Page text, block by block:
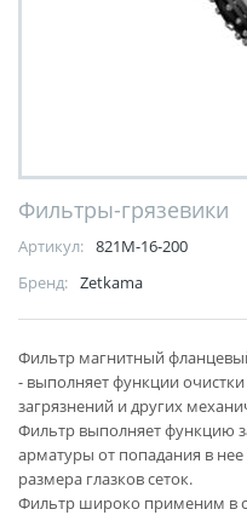
Фильтры-грязевики
Артикул: 821М-16-200
Бренд: Zetkama
Фильтр магнитный
- выполняет функции
загрязнений и других
Фильтр выполняет функцию
арматуры от попадания в
размера глазков сеток.
Фильтр широко применим в